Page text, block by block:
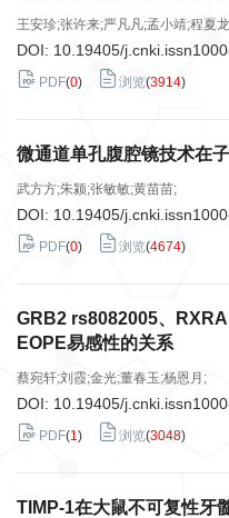
王安珍;张许来;严凡凡;孟小靖;程夏
DOI: 10.19405/
PDF(0) 浏览(3914)
微通道单孔腹腔镜技术在
武方方;朱颍;张敏敏;黄苗苗;
DOI: 10.19405/
PDF(0) 浏览(4674)
GRB2 rs8082005、
EOPE易感性的关系
蔡宛轩;刘霞;金光;董春玉;杨恩月;
DOI: 10.19405/
PDF(1) 浏览(3048)
TIMP-1在大鼠不可复性牙